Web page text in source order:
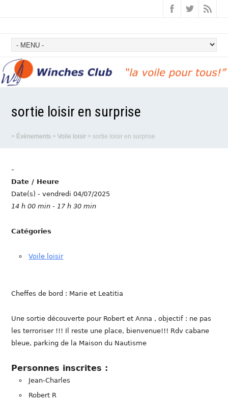
sortie loisir en surprise
> Évènements >Voile loisir > sortie loisir en surprise
-
Date / Heure
Date(s) - vendredi 04/07/2025
14 h 00 min - 17 h 30 min
Catégories
Voile loisir
Cheffes de bord : Marie et Leatitia
Une sortie découverte pour Robert et Anna , objectif : ne pas
les terroriser !!! Il reste une place, bienvenue!!! Rdv cabane
bleue, parking de la Maison du Nautisme
Personnes inscrites :
Jean-Charles
Robert R